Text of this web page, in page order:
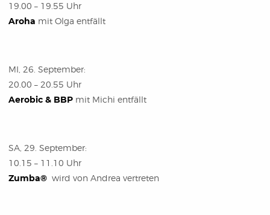
19.00 – 19.55 Uhr
Aroha mit Olga entfällt
MI, 26. September:
20.00 – 20.55 Uhr
Aerobic & BBP mit Michi entfällt
SA, 29. September:
10.15 – 11.10 Uhr
Zumba® wird von Andrea vertreten